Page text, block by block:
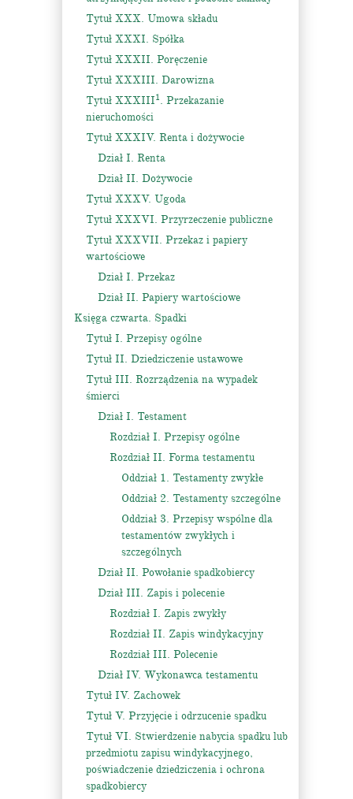
Tytuł XXX. Umowa składu
Tytuł XXXI. Spółka
Tytuł XXXII. Poręczenie
Tytuł XXXIII. Darowizna
Tytuł XXXIII1. Przekazanie
nieruchomości
Tytuł XXXIV. Renta i dożywocie
Dział I. Renta
Dział II. Dożywocie
Tytuł XXXV. Ugoda
Tytuł XXXVI. Przyrzeczenie publiczne
Tytuł XXXVII. Przekaz i papiery
wartościowe
Dział I. Przekaz
Dział II. Papiery wartościowe
Księga czwarta. Spadki
Tytuł I. Przepisy ogólne
Tytuł II. Dziedziczenie ustawowe
Tytuł III. Rozrządzenia na wypadek
śmierci
Dział I. Testament
Rozdział I. Przepisy ogólne
Rozdział II. Forma testamentu
Oddział 1. Testamenty zwykłe
Oddział 2. Testamenty szczególne
Oddział 3. Przepisy wspólne dla
testamentów zwykłych i
szczególnych
Dział II. Powołanie spadkobiercy
Dział III. Zapis i polecenie
Rozdział I. Zapis zwykły
Rozdział II. Zapis windykacyjny
Rozdział III. Polecenie
Dział IV. Wykonawca testamentu
Tytuł IV. Zachowek
Tytuł V. Przyjęcie i odrzucenie spadku
Tytuł VI. Stwierdzenie nabycia spadku lub
przedmiotu zapisu windykacyjnego,
poświadczenie dziedziczenia i ochrona
spadkobiercy